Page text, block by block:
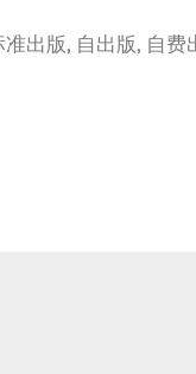
出版, 自出版, 自费